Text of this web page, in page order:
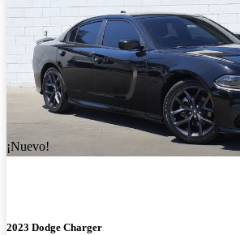
¡Nuevo!
2023 Dodge Charger